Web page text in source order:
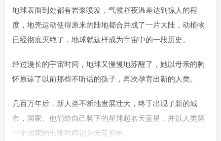
地球表面到处都有岩浆喷发，气候昼夜温差达到惊人的程
度，地壳运动使得原来的陆地都合并成了一片大陆，动植物
已经彻底灭绝了，地球就这样成为宇宙中的一段历史。
经过漫长的宇宙时间，地球又慢慢地苏醒了，她以母亲的胸
怀原谅了以前那些不听话的孩子，再次孕育出新的人类。
几百万年后，新人类不断地发展壮大，终于出现了新的城
市，国家。他们给自己脚下的星球起名天蓝星，并以人类第
一个国家的出现时间记为天蓝初年。